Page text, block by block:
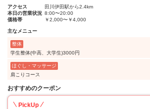
アクセス
田川伊田駅から2.4km
本日の営業状況 8:00〜20:00
価格帯
￥2,000〜￥4,000
主なメニュー
整体
学生整体(中高、大学生)3000円
ほぐし・マッサージ
肩こりコース
おすすめのクーポン
PickUp